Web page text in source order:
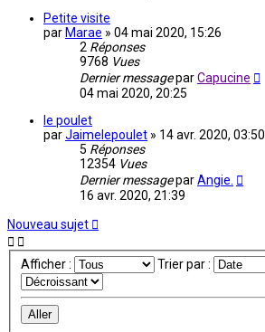
Petite visite
par Marae » 04 mai 2020, 15:26
2 Réponses
9768 Vues
Dernier messageparCapucine
04 mai 2020, 20:25
le poulet
parJaimelepoulet » 14 avr. 2020, 03:50
5 Réponses
12354 Vues
Dernier messageparAngie.
16 avr. 2020, 21:39
Nouveau sujet
Afficher : Trier par :